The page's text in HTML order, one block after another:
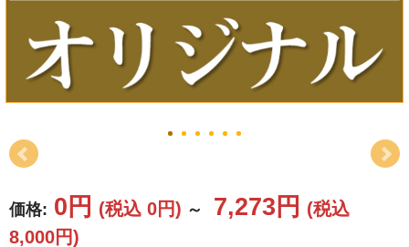
お中元
プレゼント
カタログ
価格: 0円 (税込 0円) ～ 7,273円 (税込
8,000円)